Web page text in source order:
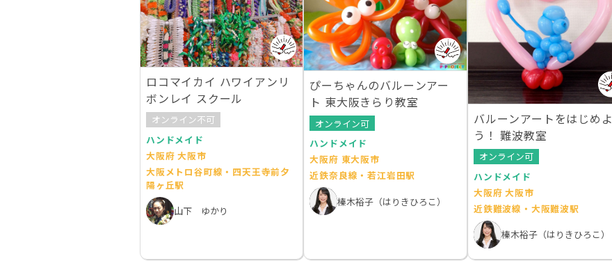
ロコマイカイ ハワイアンリ
ボンレイ スクール
オンライン不可
ハンドメイド
大阪府 大阪市
大阪メトロ谷町線・四天王寺前夕
陽ヶ丘駅
山下 ゆかり
ぴーちゃんのバルーンアー
ト 東大阪きらり教室
オンライン可
ハンドメイド
大阪府 東大阪市
近鉄奈良線・若江岩田駅
榛木裕子（はりきひろこ）
バルーンアートをはじめよ
う！ 難波教室
オンライン可
ハンドメイド
大阪府 大阪市
近鉄難波線・大阪難波駅
榛木裕子（はりきひろこ）